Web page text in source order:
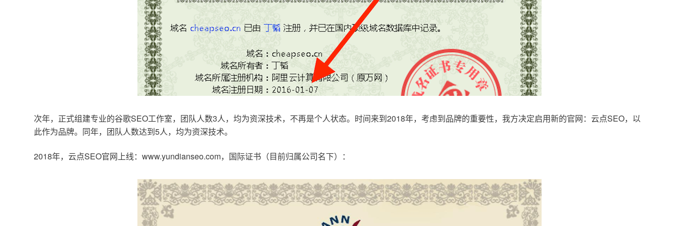
次年，正式组建专业的谷歌SEO工作室，团队人数3人，均为资深技术，不再是个人状态。时间来到2018年，考虑到品牌的重要性，我方决定启用新的官网：云点SEO，以
此作为品牌。同年，团队人数达到5人，均为资深技术。
2018年，云点SEO官网上线：www.yundianseo.com，国际证书（目前归属公司名下）：